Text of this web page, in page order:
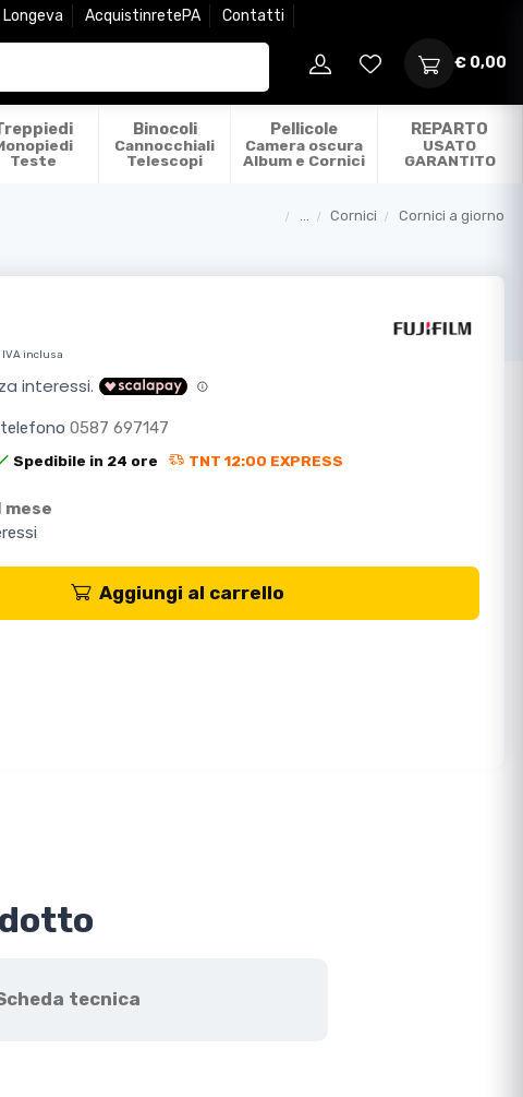
Longeva AcquistinretePA Contatti
€ 0,00
Teste
Binocoli
Cannocchiali
Telescopi
Pellicole
Camera oscura
Album e Cornici
REPARTO
USATO
GARANTITO
Cornici Cornici a giorno
IVA inclusa
0587 697147
Spedibile in 24 ore TNT 12:00 EXPRESS
mese
Aggiungi al carrello
tecnica